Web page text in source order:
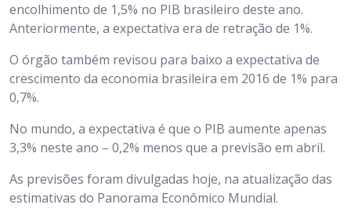
encolhimento de 1,5% no PIB brasileiro deste ano.
Anteriormente, a expectativa era de retração de 1%.
O órgão também revisou para baixo a expectativa de
crescimento da economia brasileira em 2016 de 1% para
0,7%.
No mundo, a expectativa é que o PIB aumente apenas
3,3% neste ano – 0,2% menos que a previsão em abril.
As previsões foram divulgadas hoje, na atualização das
estimativas do Panorama Econômico Mundial.